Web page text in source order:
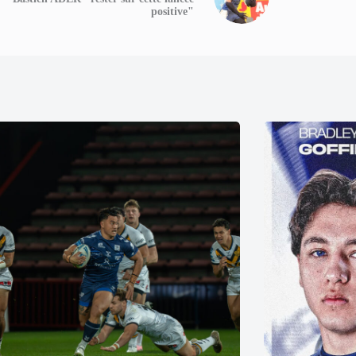
positive"